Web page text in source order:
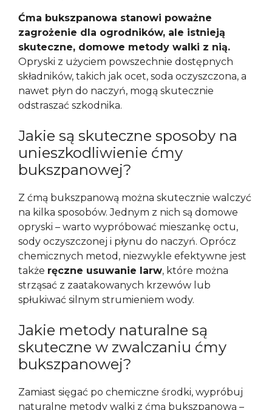
Ćma bukszpanowa stanowi poważne
zagrożenie dla ogrodników, ale istnieją
skuteczne, domowe metody walki z nią.
Opryski z użyciem powszechnie dostępnych
składników, takich jak ocet, soda oczyszczona, a
nawet płyn do naczyń, mogą skutecznie
odstraszać szkodnika.
Jakie są skuteczne sposoby na
unieszkodliwienie ćmy
bukszpanowej?
Z ćmą bukszpanową można skutecznie walczyć
na kilka sposobów. Jednym z nich są domowe
opryski – warto wypróbować mieszankę octu,
sody oczyszczonej i płynu do naczyń. Oprócz
chemicznych metod, niezwykle efektywne jest
także ręczne usuwanie larw, które można
strząsać z zaatakowanych krzewów lub
spłukiwać silnym strumieniem wody.
Jakie metody naturalne są
skuteczne w zwalczaniu ćmy
bukszpanowej?
Zamiast sięgać po chemiczne środki, wypróbuj
naturalne metody walki z ćmą bukszpanową –